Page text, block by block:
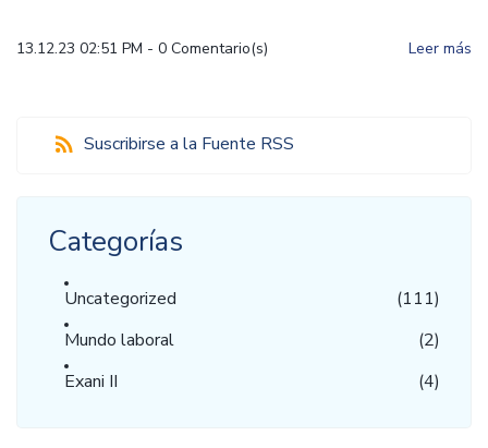
13.12.23 02:51 PM - 0 Comentario(s) Leer más
Suscribirse a la Fuente RSS
Categorías
Uncategorized
(111)
Mundo laboral
(2)
Exani II
(4)